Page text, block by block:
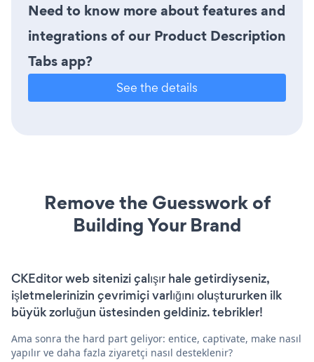
Need to know more about features and
integrations of our Product Description
Tabs app?
See the details
Remove the Guesswork of
Building Your Brand
CKEditor web sitenizi çalışır hale getirdiyseniz,
işletmelerinizin çevrimiçi varlığını oluştururken ilk
büyük zorluğun üstesinden geldiniz. tebrikler!
Ama sonra the hard part geliyor: entice, captivate, make nasıl
yapılır ve daha fazla ziyaretçi nasıl desteklenir?